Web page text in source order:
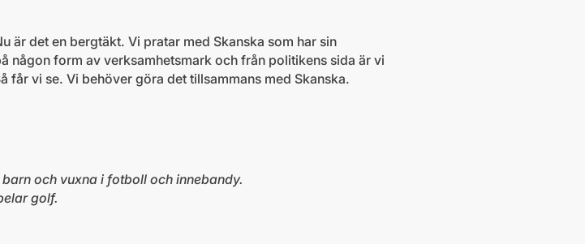
är det en bergtäkt. Vi pratar med Skanska som har sin
någon form av verksamhetsmark och från politikens sida är vi
får vi se. Vi behöver göra det tillsammans med Skanska.
och vuxna i fotboll och innebandy.
golf.